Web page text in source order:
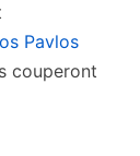
Pavlos
couperont